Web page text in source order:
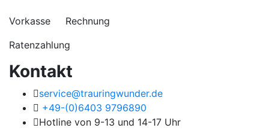
Vorkasse Rechnung
Ratenzahlung
Kontakt
service@trauringwunder.de
+49-(0)6403 9796890
Hotline von 9-13 und 14-17 Uhr